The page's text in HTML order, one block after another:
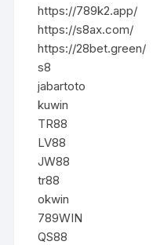
https://789k2.app/
https://s8ax.com/
https://28bet.green/
s8
jabartoto
kuwin
TR88
LV88
JW88
tr88
okwin
789WIN
QS88